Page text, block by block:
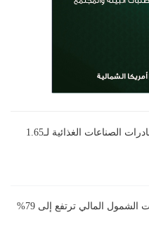
10 أسواق تقود نمو صادرات الصناعات الغذائية لـ1.65
البنك المركزي: معدلات الشمول المالي ترتفع إلى 79%